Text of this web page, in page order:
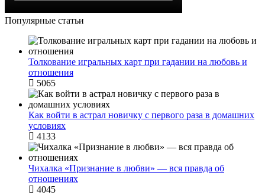
Популярные статьи
Толкование игральных карт при гадании на любовь и
отношения
5065
Как войти в астрал новичку с первого раза в домашних
условиях
4133
Чихалка «Признание в любви» — вся правда об
отношениях
4045